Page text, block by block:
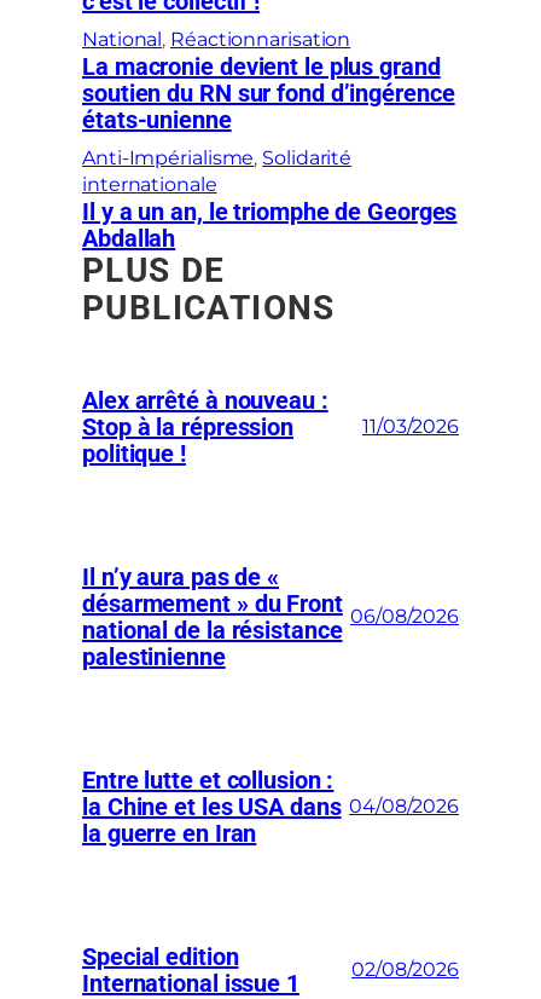
National, Réactionnarisation
La macronie devient le plus grand
soutien du RN sur fond d’ingérence
états-unienne
Anti-Impérialisme, Solidarité
internationale
Il y a un an, le triomphe de Georges
Abdallah
PLUS DE
PUBLICATIONS
Alex arrêté à nouveau :
Stop à la répression
politique !
11/03/2026
Il n’y aura pas de «
désarmement » du Front
national de la résistance
palestinienne
06/08/2026
Entre lutte et collusion :
la Chine et les USA dans
la guerre en Iran
04/08/2026
Special edition
International issue 1
02/08/2026